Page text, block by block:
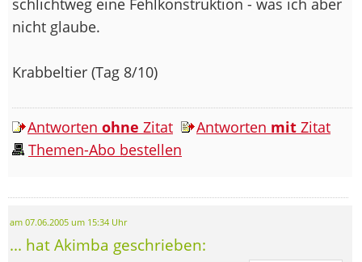
schlichtweg eine Fehlkonstruktion - was ich aber
nicht glaube.
Krabbeltier (Tag 8/10)
Antworten ohne Zitat Antworten mit Zitat
Themen-Abo bestellen
am 07.06.2005 um 15:34 Uhr
... hat Akimba geschrieben: